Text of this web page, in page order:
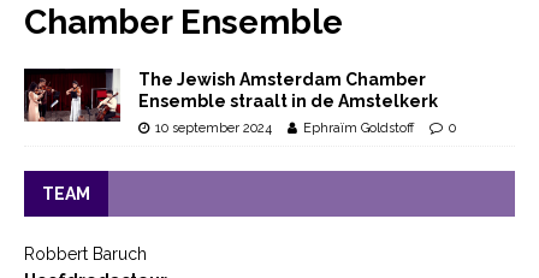
Chamber Ensemble
The Jewish Amsterdam Chamber
Ensemble straalt in de Amstelkerk
10 september 2024 Ephraïm Goldstoff 0
TEAM
Robbert Baruch